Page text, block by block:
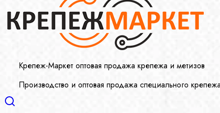
Крепеж-Маркет оптовая продажа крепежа и метизов
Производство и оптовая продажа специального